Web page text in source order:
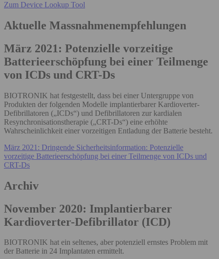
Zum Device Lookup Tool
Aktuelle Massnahmenempfehlungen
März 2021: Potenzielle vorzeitige
Batterieerschöpfung bei einer Teilmenge
von ICDs und CRT-Ds
BIOTRONIK hat festgestellt, dass bei einer Untergruppe von
Produkten der folgenden Modelle implantierbarer Kardioverter-
Defibrillatoren („ICDs“) und Defibrillatoren zur kardialen
Resynchronisationstherapie („CRT-Ds“) eine erhöhte
Wahrscheinlichkeit einer vorzeitigen Entladung der Batterie besteht.
März 2021: Dringende Sicherheitsinformation: Potenzielle
vorzeitige Batterieerschöpfung bei einer Teilmenge von ICDs und
CRT-Ds
Archiv
November 2020: Implantierbarer
Kardioverter-Defibrillator (ICD)
BIOTRONIK hat ein seltenes, aber potenziell ernstes Problem mit
der Batterie in 24 Implantaten ermittelt.